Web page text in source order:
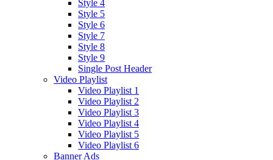
Style 4
Style 5
Style 6
Style 7
Style 8
Style 9
Single Post Header
Video Playlist
Video Playlist 1
Video Playlist 2
Video Playlist 3
Video Playlist 4
Video Playlist 5
Video Playlist 6
Banner Ads